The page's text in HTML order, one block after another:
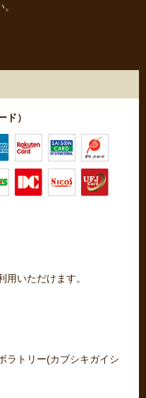
ド）
用いただけます。
トリー(カブシキガイシ